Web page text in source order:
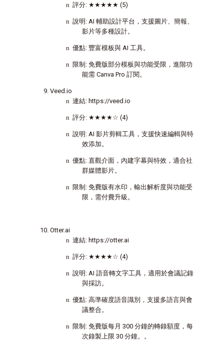
n 評分: ★★★★★ (5)
n 說明: AI 輔助設計平台，支援圖片、簡報、
影片等多種設計。
n 優點: 豐富模板與 AI 工具。
n 限制: 免費版部分模板與功能受限，進階功
能需 Canva Pro 訂閱。
Veed.io
n 連結: https://veed.io
n 評分: ★★★★☆ (4)
n 說明: AI 影片剪輯工具，支援快速編輯與特
效添加。
n 優點: 直觀介面，內建字幕與特效，適合社
群媒體影片。
n 限制: 免費版有水印，輸出解析度與功能受
限，需付費升級。
Otter.ai
n 連結: https://otter.ai
n 評分: ★★★★☆ (4)
n 說明: AI 語音轉文字工具，適用於會議記錄
與採訪。
n 優點: 高準確度語音識別，支援多語言與會
議整合。
n 限制: 免費版每月 300 分鐘的轉錄額度，每
次錄製上限 30 分鐘。。